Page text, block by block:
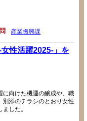
産業振興課
女性活躍2025-」を
向けた機運の醸成や、職
別添のチラシのとおり女性
した。